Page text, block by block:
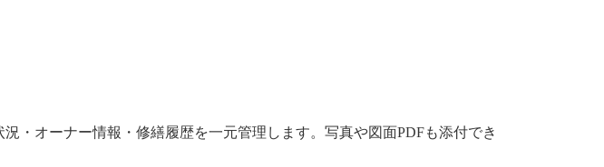
・オーナー情報・修繕履歴を一元管理します。写真や図面PDFも添付でき